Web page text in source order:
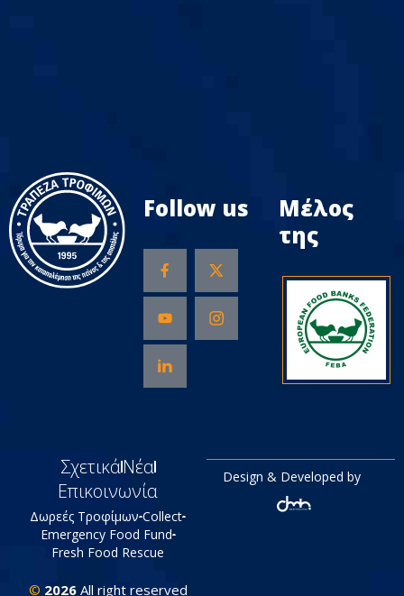
Follow us
Μέλος
της
ΣχετικάΝέα
Επικοινωνία
Δωρεές Τροφίμων Collect
Emergency Food Fund
Fresh Food Rescue
© 2026All right reserved
Design & Developed by